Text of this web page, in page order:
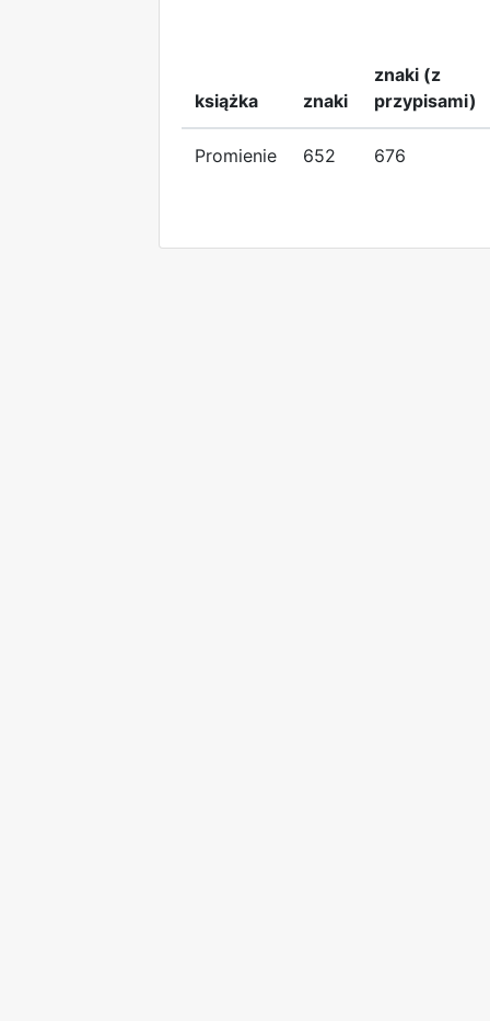
książka znaki
znaki (z
przypisami)
Promienie 652 676